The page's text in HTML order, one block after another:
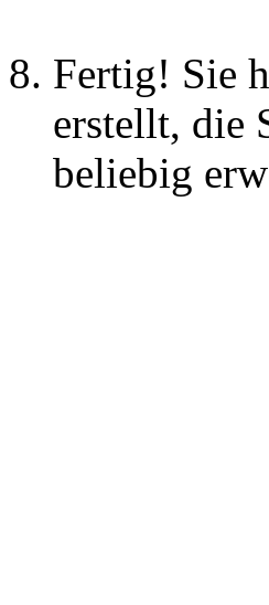
Fertig! Sie
erstellt, die
beliebig